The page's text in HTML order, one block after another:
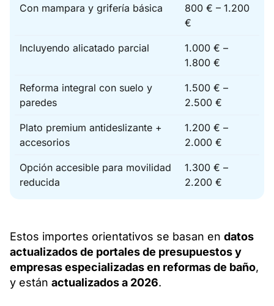
Con mampara y grifería básica
800 € – 1.200
€
Incluyendo alicatado parcial
1.000 € –
1.800 €
Reforma integral con suelo y
paredes
1.500 € –
2.500 €
Plato premium antideslizante +
accesorios
1.200 € –
2.000 €
Opción accesible para movilidad
reducida
1.300 € –
2.200 €
Estos importes orientativos se basan en datos
actualizados de portales de presupuestos y
empresas especializadas en reformas de baño,
y están actualizados a 2026.